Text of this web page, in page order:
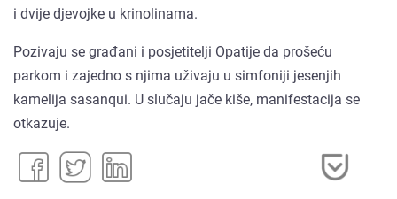
i dvije djevojke u krinolinama.
Pozivaju se građani i posjetitelji Opatije da prošeću
parkom i zajedno s njima uživaju u simfoniji jesenjih
kamelija sasanqui. U slučaju jače kiše, manifestacija se
otkazuje.